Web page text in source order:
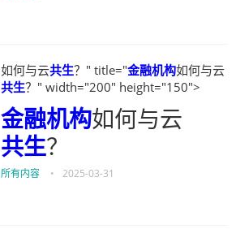
如何与云共生？" title="金融机构如何与云
共生？" width="200" height="150">
金融机构如何与云
共生？
所有内容 • 2025-03-31